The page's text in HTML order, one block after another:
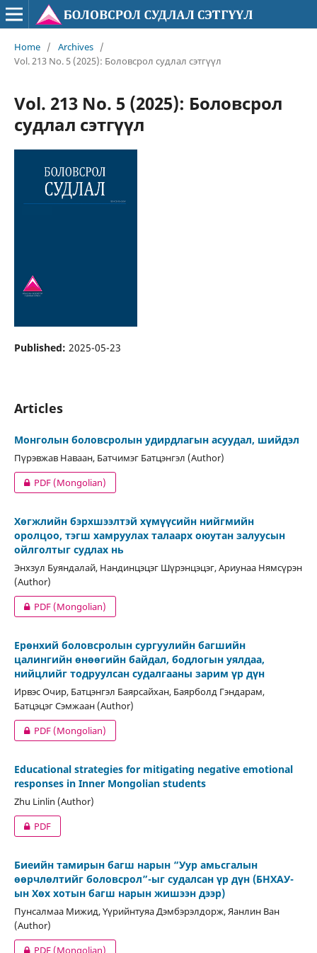
Home / Archives /
Vol. 213 No. 5 (2025): Боловсрол судлал сэтгүүл
Vol. 213 No. 5 (2025): Боловсрол
судлал сэтгүүл
Published: 2025-05-23
Articles
Монголын боловсролын удирдлагын асуудал, шийдэл
Пүрэвжав Наваан, Батчимэг Батцэнгэл (Author)
PDF (Mongolian)
Хөгжлийн бэрхшээлтэй хүмүүсийн нийгмийн
оролцоо, тэгш хамруулах талаарх оюутан залуусын
ойлголтыг судлах нь
Энхзул Буяндалай, Нандинцэцэг Шүрэнцэцэг, Ариунаа Нямсүрэн
(Author)
PDF (Mongolian)
Ерөнхий боловсролын сургуулийн багшийн
цалингийн өнөөгийн байдал, бодлогын уялдаа,
нийцлийг тодруулсан судалгааны зарим үр дүн
Ирвэс Очир, Батцэнгэл Баярсайхан, Баярболд Гэндарам,
Батцэцэг Сэмжаан (Author)
PDF (Mongolian)
Educational strategies for mitigating negative emotional
responses in Inner Mongolian students
Zhu Linlin (Author)
PDF
Биеийн тамирын багш нарын “Уур амьсгалын
өөрчлөлтийг боловсрол”-ыг судалсан үр дүн (БНХАУ-
ын Хөх хотын багш нарын жишээн дээр)
Пунсалмаа Мижид, Үүрийнтуяа Дэмбэрэлдорж, Яанлин Ван
(Author)
PDF (Mongolian)